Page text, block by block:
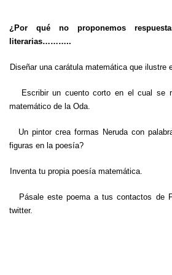
¿Por qué no proponemos
literarias………..
Diseñar una carátula matemática que ilustre
Escribir un cuento corto en el cual se
matemático de la Oda.
Un pintor crea formas Neruda con
figuras en la poesía?
Inventa tu propia poesía matemática.
Pásale este poema a tus contactos de
twitter.